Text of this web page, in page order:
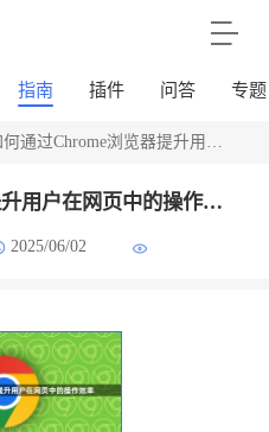
指南 插件 问答 专题
过Chrome浏览器提升用户在网页中的操作效率
如何通过Chrome浏览器提升用户在网页中的操作效率
2025/06/02